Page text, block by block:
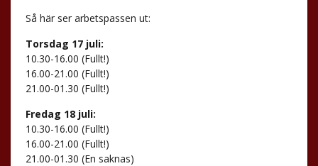
Så här ser arbetspassen ut:
Torsdag 17 juli:
10.30-16.00 (Fullt!)
16.00-21.00 (Fullt!)
21.00-01.30 (Fullt!)
Fredag 18 juli:
10.30-16.00 (Fullt!)
16.00-21.00 (Fullt!)
21.00-01.30 (En saknas)